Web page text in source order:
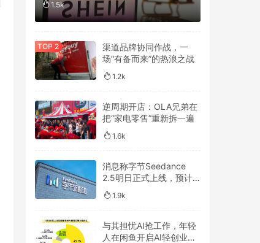
1.5k
渠道品牌协同作战，一
场“有备而来”的热浪之战
1.2k
逆周期开店：OLA兄弟在
把“家电零售”重新拆一遍
1.6k
消息称字节Seedance
2.5明日正式上线，预计
一周后开放API
1.9k
与其担忧AI抢工作，年轻
人在闲鱼开启AI轻创业浪